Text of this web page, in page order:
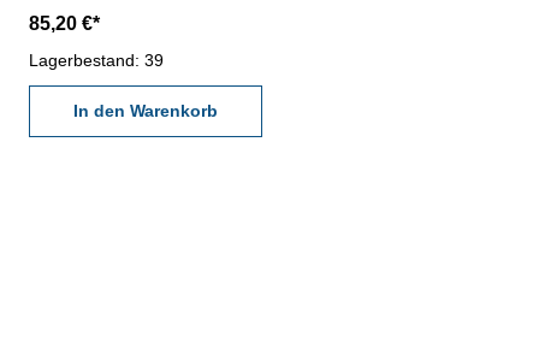
15‘- mit On/Off-, Zero- und
Hold/Rev-Tasten- mit
Feststellschraube- Querschnitt
22 x 3 mm Abmessung (B x
L): 200 x 400 mm
85,20 €*
Lagerbestand: 39
In den Warenkorb